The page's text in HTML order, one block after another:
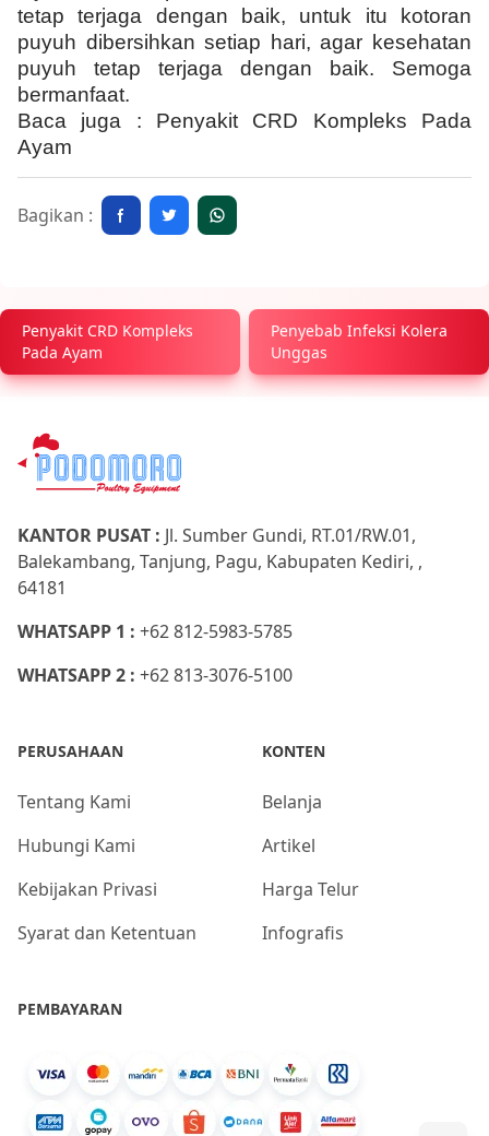
tetap terjaga dengan baik, untuk itu kotoran
puyuh dibersihkan setiap hari, agar kesehatan
puyuh tetap terjaga dengan baik. Semoga
bermanfaat.
Baca juga : Penyakit CRD Kompleks Pada
Ayam
Bagikan :
Penyakit CRD Kompleks
Pada Ayam
Penyebab Infeksi Kolera
Unggas
KANTOR PUSAT : Jl. Sumber Gundi, RT.01/RW.01,
Balekambang, Tanjung, Pagu, Kabupaten Kediri, ,
64181
WHATSAPP 1 : +62 812-5983-5785
WHATSAPP 2 : +62 813-3076-5100
PERUSAHAAN
Tentang Kami
Hubungi Kami
Kebijakan Privasi
Syarat dan Ketentuan
KONTEN
Belanja
Artikel
Harga Telur
Infografis
PEMBAYARAN